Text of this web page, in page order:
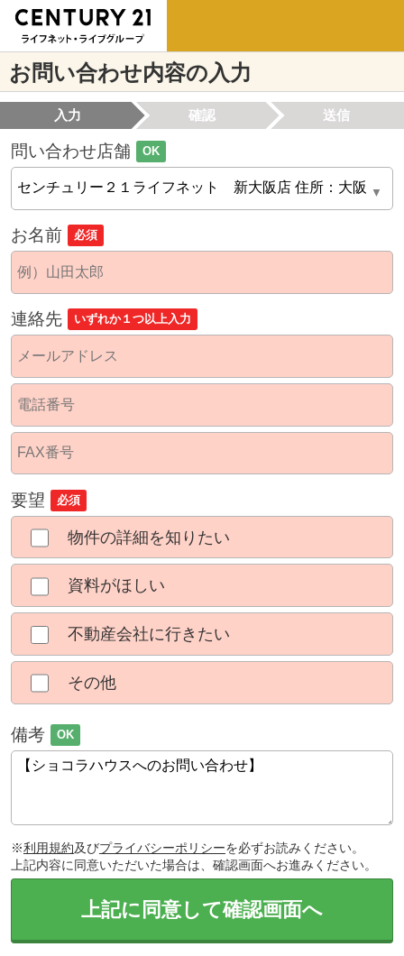
お問い合わせ内容の入力
入力 確認 送信
問い合わせ店舗 OK
お名前 必須
連絡先 いずれか１つ以上入力
要望 必須
物件の詳細を知りたい
資料がほしい
不動産会社に行きたい
その他
備考 OK
※利用規約及びプライバシーポリシーを必ずお読みください。
上記内容に同意いただいた場合は、確認画面へお進みください。
上記に同意して確認画面へ